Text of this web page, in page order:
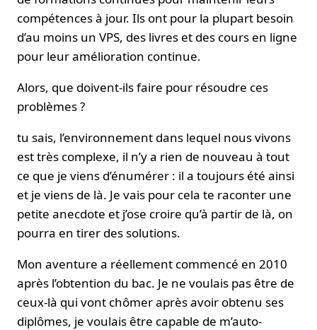
compétences à jour. Ils ont pour la plupart besoin
d’au moins un VPS, des livres et des cours en ligne
pour leur amélioration continue.
Alors, que doivent-ils faire pour résoudre ces
problèmes ?
tu sais, l’environnement dans lequel nous vivons
est très complexe, il n’y a rien de nouveau à tout
ce que je viens d’énumérer : il a toujours été ainsi
et je viens de là. Je vais pour cela te raconter une
petite anecdote et j’ose croire qu’à partir de là, on
pourra en tirer des solutions.
Mon aventure a réellement commencé en 2010
après l’obtention du bac. Je ne voulais pas être de
ceux-là qui vont chômer après avoir obtenu ses
diplômes, je voulais être capable de m’auto-